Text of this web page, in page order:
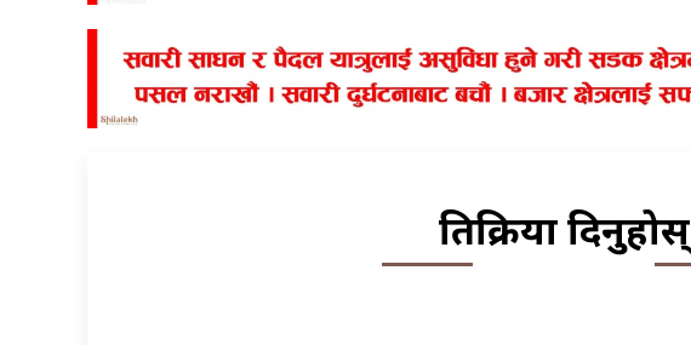
प्रतिक्रिया दिनुहोस्